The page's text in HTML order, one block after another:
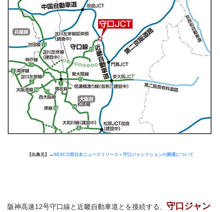
【出典元】→ NEXCO西日本ニュースリリース＞守口ジャンクションの開通について
阪神高速12号守口線と近畿自動車道とを接続する、 守口ジャン